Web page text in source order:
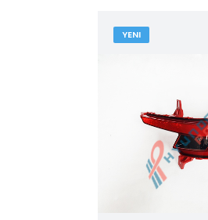
YENI